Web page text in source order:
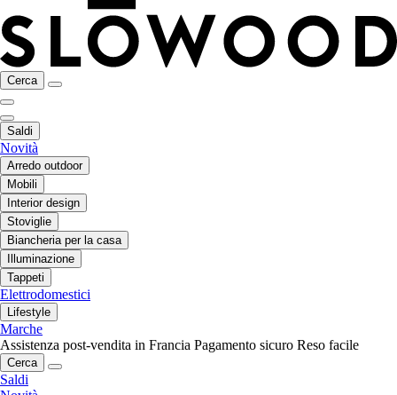
Cerca
Saldi
Novità
Arredo outdoor
Mobili
Interior design
Stoviglie
Biancheria per la casa
Illuminazione
Tappeti
Elettrodomestici
Lifestyle
Marche
Assistenza post-vendita in Francia Pagamento sicuro Reso facile
Cerca
Saldi